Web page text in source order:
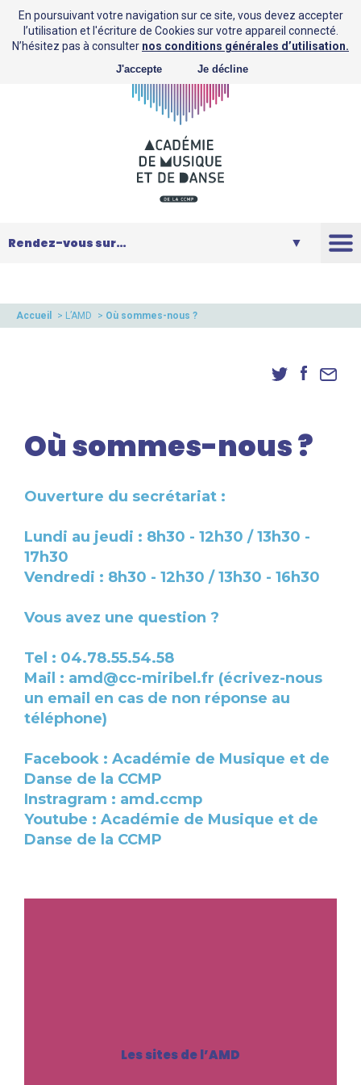
Saison
Accès élèves et familles
Accueil > L’AMD > Où sommes-nous ?
Où sommes-nous ?
Ouverture du secrétariat :
Lundi au jeudi : 8h30 - 12h30 / 13h30 -
17h30
Vendredi : 8h30 - 12h30 / 13h30 - 16h30
Vous avez une question ?
Tel : 04.78.55.54.58
Mail : amd@cc-miribel.fr (écrivez-nous
un email en cas de non réponse au
téléphone)
Facebook : Académie de Musique et de
Danse de la CCMP
Instragram : amd.ccmp
Youtube : Académie de Musique et de
Danse de la CCMP
Les sites de l’AMD
En poursuivant votre navigation sur ce site, vous devez accepter
l’utilisation et l'écriture de Cookies sur votre appareil connecté.
N’hésitez pas à consulter nos conditions générales d’utilisation.
J'accepte Je décline